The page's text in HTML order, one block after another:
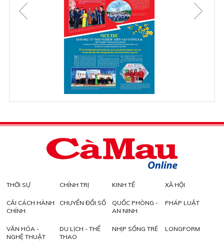
THỜI SỰ CHÍNH TRỊ KINH TẾ XÃ HỘI
CẢI CÁCH HÀNH
CHÍNH
CHUYỂN ĐỔI SỐ
QUỐC PHÒNG -
AN NINH
PHÁP LUẬT
VĂN HÓA -
NGHỆ THUẬT
DU LỊCH - THỂ
THAO
NHỊP SỐNG TRẺ LONGFORM